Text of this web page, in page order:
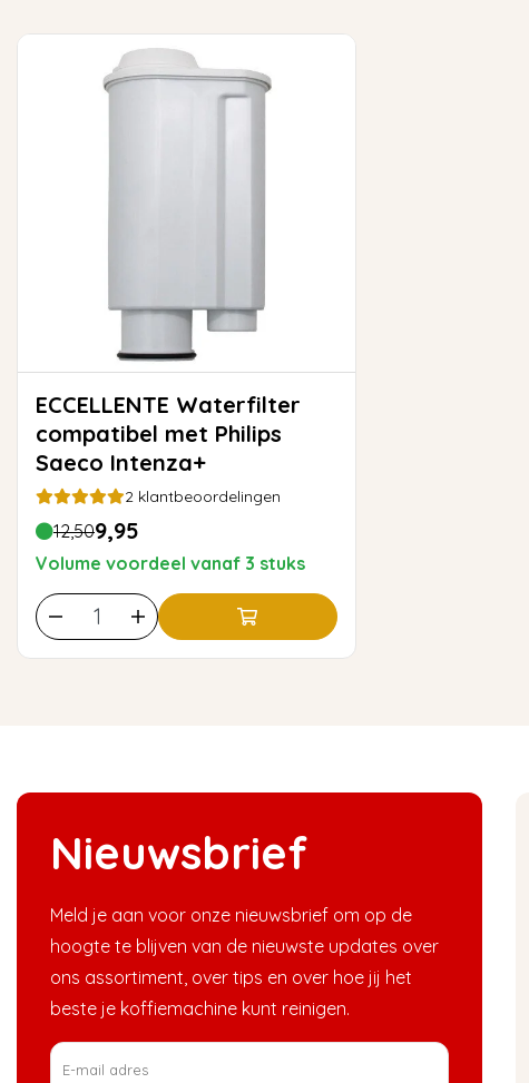
ECCELLENTE Waterfilter
compatibel met Philips
Saeco Intenza+
2 klantbeoordelingen
12,509,95
Volume voordeel vanaf 3 stuks
Nieuwsbrief
Meld je aan voor onze nieuwsbrief om op de
hoogte te blijven van de nieuwste updates over
ons assortiment, over tips en over hoe jij het
beste je koffiemachine kunt reinigen.